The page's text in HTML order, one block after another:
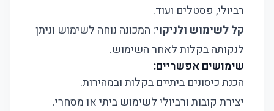
רביולי, פסטלים ועוד.
קל לשימוש ולניקוי: המכונה נוחה לשימוש וניתן
לנקותה בקלות לאחר השימוש.
שימושים אפשריים:
הכנת כיסונים ביתיים בקלות ובמהירות.
יצירת קובות ורביולי לשימוש ביתי או מסחרי.